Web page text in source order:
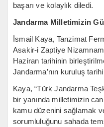
başarı ve kolaylık diledi.
Jandarma Milletimizin
İsmail Kaya, Tanzimat
Asakir-i Zaptiye
Haziran tarihinin
Jandarma’nın kuruluş
Kaya, “Türk Jandarma
bir yanında milletimizin
kamu düzenini sağlamak
sorumluluğunu sahada